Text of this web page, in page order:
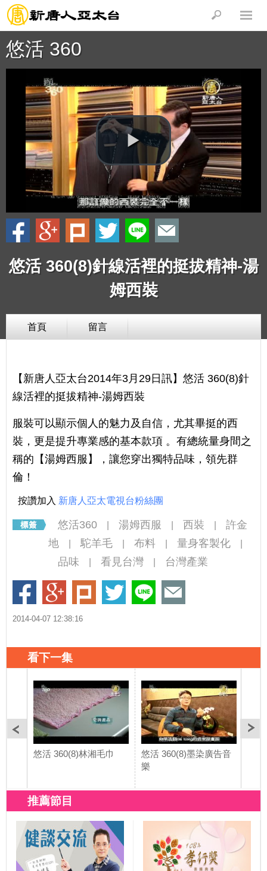
悠活 360
悠活 360(8)針線活裡的挺拔精神-湯
姆西裝
首頁 留言
【新唐人亞太台2014年3月29日訊】悠活 360(8)針
線活裡的挺拔精神-湯姆西裝
服裝可以顯示個人的魅力及自信，尤其畢挺的西
裝，更是提升專業感的基本款項 。有總統量身間之
稱的【湯姆西服】，讓您穿出獨特品味，領先群
倫！
按讚加入 新唐人亞太電視台粉絲團
悠活360 湯姆西服 西裝
許金
地
駝羊毛 布料 量身客製化
品味 看見台灣 台灣產業
2014-04-07 12:38:16
看下一集
悠活 360(8)林湘毛巾
悠活 360(8)墨染廣告音
樂
推薦節目